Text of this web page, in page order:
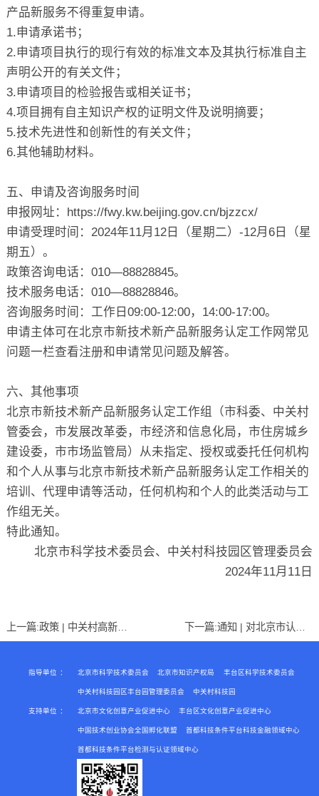
产品新服务不得重复申请。
1.申请承诺书；
2.申请项目执行的现行有效的标准文本及其执行标准自主
声明公开的有关文件；
3.申请项目的检验报告或相关证书；
4.项目拥有自主知识产权的证明文件及说明摘要；
5.技术先进性和创新性的有关文件；
6.其他辅助材料。
五、申请及咨询服务时间
申报网址：https://fwy.kw.beijing.gov.cn/bjzzcx/
申请受理时间：2024年11月12日（星期二）-12月6日（星
期五）。
政策咨询电话：010—88828845。
技术服务电话：010—88828846。
咨询服务时间：工作日09:00-12:00，14:00-17:00。
申请主体可在北京市新技术新产品新服务认定工作网常见
问题一栏查看注册和申请常见问题及解答。
六、其他事项
北京市新技术新产品新服务认定工作组（市科委、中关村
管委会，市发展改革委，市经济和信息化局，市住房城乡
建设委，市市场监管局）从未指定、授权或委托任何机构
和个人从事与北京市新技术新产品新服务认定工作相关的
培训、代理申请等活动，任何机构和个人的此类活动与工
作组无关。
特此通知。
北京市科学技术委员会、中关村科技园区管理委员会
2024年11月11日
上一篇: 政策 | 中关村高新技术企业认定，匹配申报条件是关键 下一篇:
指导单位 ： 北京市科学技术委员会 北京市知识产权局 丰台区科学技术委员会
中关村科技园区丰台园管理委员会 中关村科技园
支持单位 ： 北京市文化创意产业促进中心 丰台区文化创意产业促进中心
中国技术创业协会全国孵化联盟 首都科技条件平台科技金融领域中心
首都科技条件平台检测与认证领域中心